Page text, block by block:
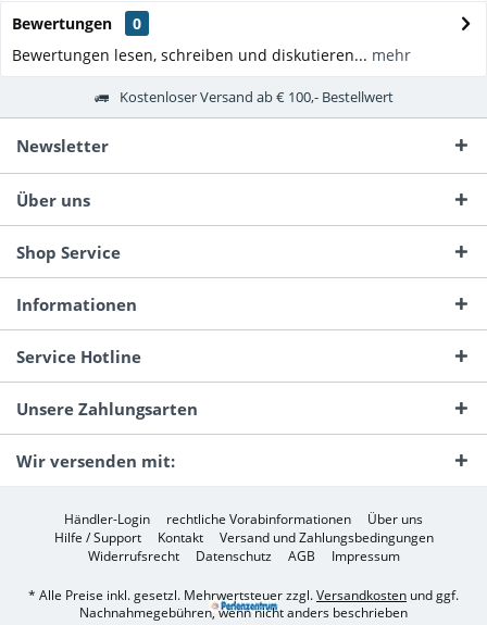
Bewertungen
0
Bewertungen lesen, schreiben und diskutieren... mehr
Kostenloser Versand ab € 100,- Bestellwert
Newsletter
Über uns
Shop Service
Informationen
Service Hotline
Unsere Zahlungsarten
Wir versenden mit:
Händler-Login rechtliche Vorabinformationen
Über uns
Hilfe / Support
Kontakt
Versand und Zahlungsbedingungen
Widerrufsrecht
Datenschutz AGB Impressum
* Alle Preise inkl. gesetzl. Mehrwertsteuer zzgl.Versandkosten und ggf.
Nachnahmegebühren, wenn nicht anders beschrieben